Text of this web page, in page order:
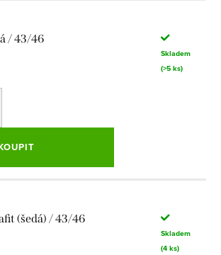
/ 43/46
Skladem
(>5 ks)
(šedá) / 43/46
Skladem
(4 ks)